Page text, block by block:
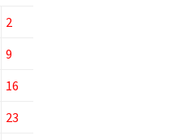
2
9
16
23